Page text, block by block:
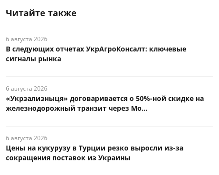
Читайте также
6 августа 2026
В следующих отчетах УкрАгроКонсалт: ключевые
сигналы рынка
6 августа 2026
«Укрзализныця» договаривается о 50%-ной скидке на
железнодорожный транзит через Мо...
6 августа 2026
Цены на кукурузу в Турции резко выросли из-за
сокращения поставок из Украины